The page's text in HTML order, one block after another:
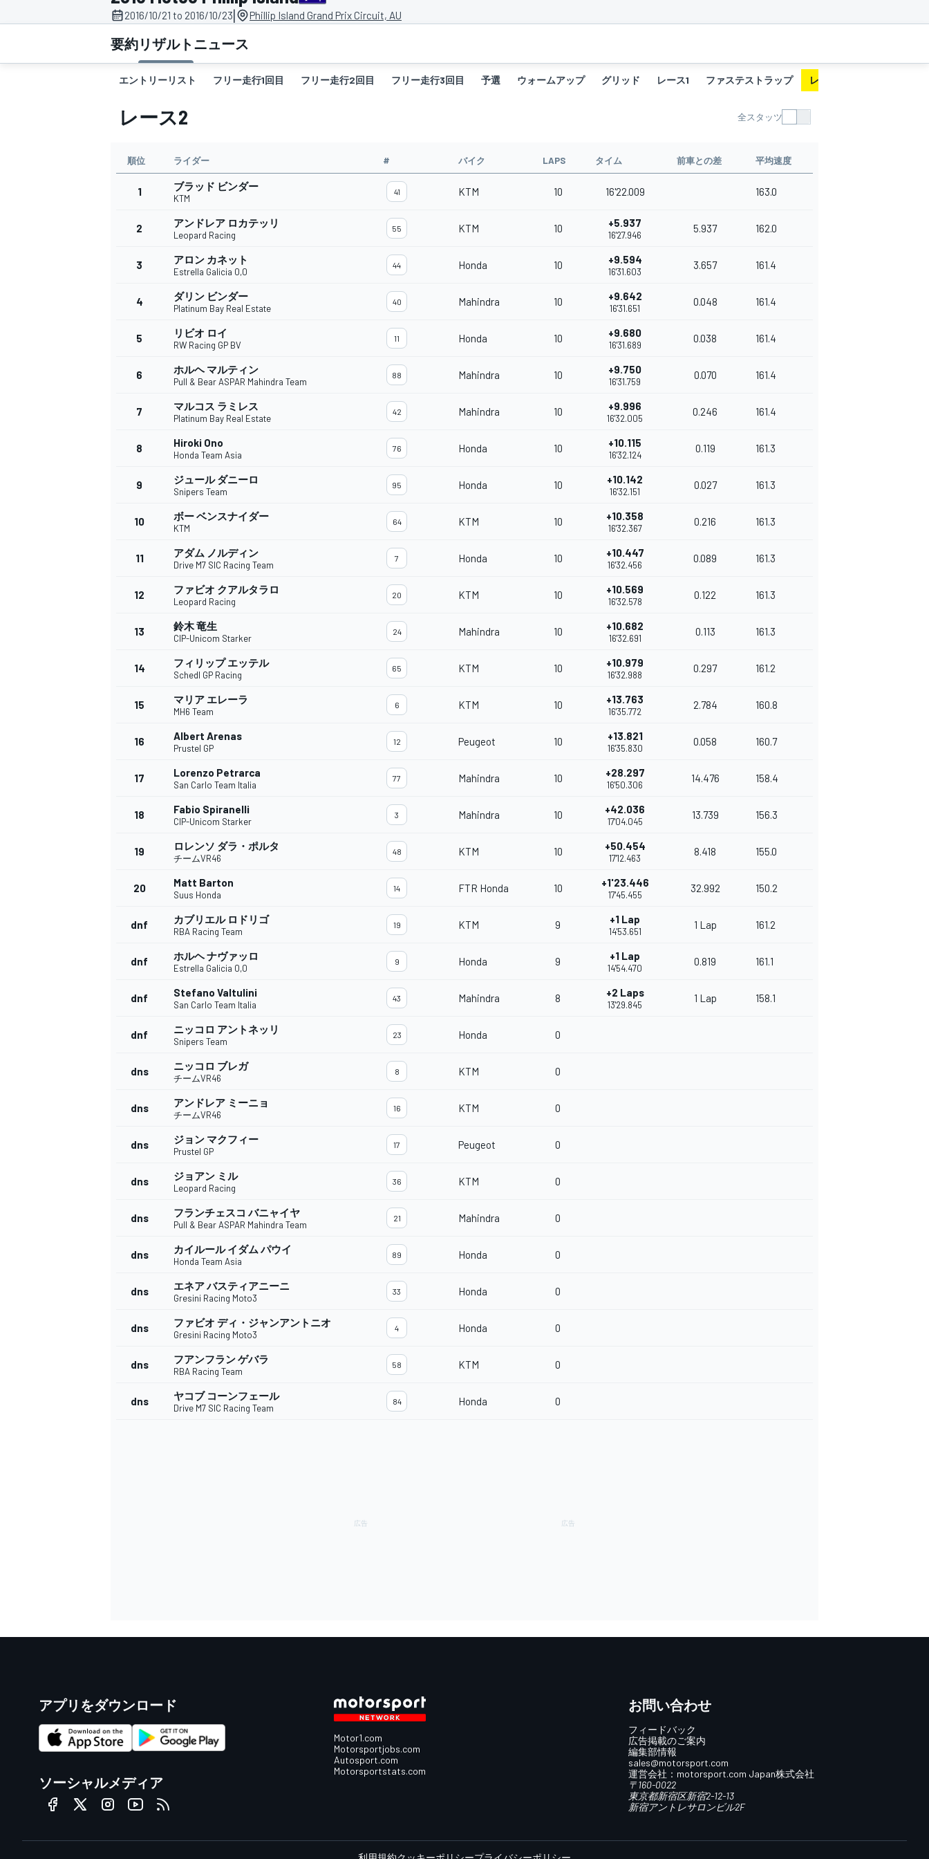
スーパーフォーミュラ
スーパーGT
フォーミュラE
2016/10/21 to 2016/10/23| Phillip Island Grand Prix Circuit, AU
要約リザルト ニュース
エントリーリスト フリー走行1回目 フリー走行2回目 フリー走行3回目 予選 ウォームアップ グリッド レース1 ファステストラップ レース2
レース2 全スタッツ
順位 ライダー # バイク LAPS タイム 前車との差 平均速度
1 ブラッド ビンダー
KTM
41 KTM 10 16'22.009 163.0
2 アンドレア ロカテッリ
Leopard Racing
55 KTM 10 +5.937
16'27.946
5.937 162.0
3 アロン カネット
Estrella Galicia 0,0
44 Honda 10 +9.594
16'31.603
3.657 161.4
4 ダリン ビンダー
Platinum Bay Real Estate
40 Mahindra 10 +9.642
16'31.651
0.048 161.4
5 リビオ ロイ
RW Racing GP BV
11 Honda 10 +9.680
16'31.689
0.038 161.4
6 ホルヘ マルティン
Pull & Bear ASPAR Mahindra Team
88 Mahindra 10 +9.750
16'31.759
0.070 161.4
7 マルコス ラミレス
Platinum Bay Real Estate
42 Mahindra 10 +9.996
16'32.005
0.246 161.4
8 Hiroki Ono
Honda Team Asia
76 Honda 10 +10.115
16'32.124
0.119 161.3
9 ジュール ダニーロ
Snipers Team
95 Honda 10 +10.142
16'32.151
0.027 161.3
10 ボー ベンスナイダー
KTM
64 KTM 10 +10.358
16'32.367
0.216 161.3
11 アダム ノルディン
Drive M7 SIC Racing Team
7 Honda 10 +10.447
16'32.456
0.089 161.3
12 ファビオ クアルタラロ
Leopard Racing
20 KTM 10 +10.569
16'32.578
0.122 161.3
13 鈴木 竜生
CIP-Unicom Starker
24 Mahindra 10 +10.682
16'32.691
0.113 161.3
14 フィリップ エッテル
Schedl GP Racing
65 KTM 10 +10.979
16'32.988
0.297 161.2
15 マリア エレーラ
MH6 Team
6 KTM 10 +13.763
16'35.772
2.784 160.8
16 Albert Arenas
Prustel GP
12 Peugeot 10 +13.821
16'35.830
0.058 160.7
17 Lorenzo Petrarca
San Carlo Team Italia
77 Mahindra 10 +28.297
16'50.306
14.476 158.4
18 Fabio Spiranelli
CIP-Unicom Starker
3 Mahindra 10 +42.036
17'04.045
13.739 156.3
19 ロレンソ ダラ・ポルタ
チームVR46
48 KTM 10 +50.454
17'12.463
8.418 155.0
20 Matt Barton
Suus Honda
14 FTR Honda 10 +1'23.446
17'45.455
32.992 150.2
dnf カブリエル ロドリゴ
RBA Racing Team
19 KTM 9 +1 Lap
14'53.651
1 Lap 161.2
dnf ホルヘ ナヴァッロ
Estrella Galicia 0,0
9 Honda 9 +1 Lap
14'54.470
0.819 161.1
dnf Stefano Valtulini
San Carlo Team Italia
43 Mahindra 8 +2 Laps
13'29.845
1 Lap 158.1
dnf ニッコロ アントネッリ
Snipers Team
23 Honda 0
dns ニッコロ ブレガ
チームVR46
8 KTM 0
dns アンドレア ミーニョ
チームVR46
16 KTM 0
dns ジョン マクフィー
Prustel GP
17 Peugeot 0
dns ジョアン ミル
Leopard Racing
36 KTM 0
dns フランチェスコ バニャイヤ
Pull & Bear ASPAR Mahindra Team
21 Mahindra 0
dns カイルール イダム パウイ
Honda Team Asia
89 Honda 0
dns エネア バスティアニーニ
Gresini Racing Moto3
33 Honda 0
dns ファビオ ディ・ジャンアントニオ
Gresini Racing Moto3
4 Honda 0
dns フアンフラン ゲバラ
RBA Racing Team
58 KTM 0
dns ヤコブ コーンフェール
Drive M7 SIC Racing Team
84 Honda 0
アプリをダウンロード
ソーシャルメディア
Motor1.com
Motorsportjobs.com
Autosport.com
Motorsportstats.com
お問い合わせ
フィードバック
広告掲載のご案内
編集部情報
sales@motorsport.com
運営会社： motorsport.com Japan株式会社
〒160-0022
東京都新宿区新宿2-12-13
新宿アントレサロンビル2F